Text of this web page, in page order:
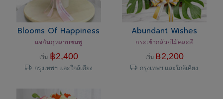
Blooms Of Happiness
แจกันกุหลาบชมพู
เริ่ม ฿2,400
กรุงเทพฯ และใกล้เคียง
Abundant Wishes
กระเช้ากล้วยไม้คละสี
เริ่ม ฿2,200
กรุงเทพฯ และใกล้เคียง